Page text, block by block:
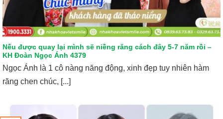
Nếu được quay lại mình sẽ niềng răng cách đây 5-7 năm rồi –
KH Đoàn Ngọc Ánh 4379
Ngọc Ánh là 1 cô nàng năng động, xinh đẹp tuy nhiên hàm
răng chen chúc, [...]